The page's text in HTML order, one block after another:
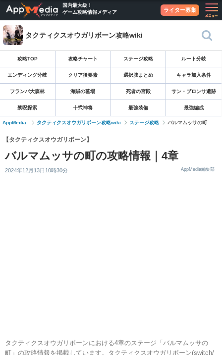
国内最大級！
ゲーム攻略情報メディア
ライター募集
タクティクスオウガリボーン攻略wiki
攻略TOP 攻略チャート ステージ攻略 ルート分岐
エンディング分岐 クリア後要素 選択肢まとめ キャラ加入条件
フランパ大森林 海賊の墓場 死者の宮殿 サン・ブロンサ遺跡
禁呪探索 十弐神将 最強装備 最強編成
AppMedia タクティクスオウガリボーン攻略wiki ステージ攻略 バルマムッサの町
【タクティクスオウガリボーン】
バルマムッサの町の攻略情報｜4章
2024年12月13日10時30分 AppMedia編集部
タクティクスオウガリボーンにおける4章のステージ「バルマムッサの
町」の攻略情報を掲載しています。タクティクスオウガリボーン(switch/